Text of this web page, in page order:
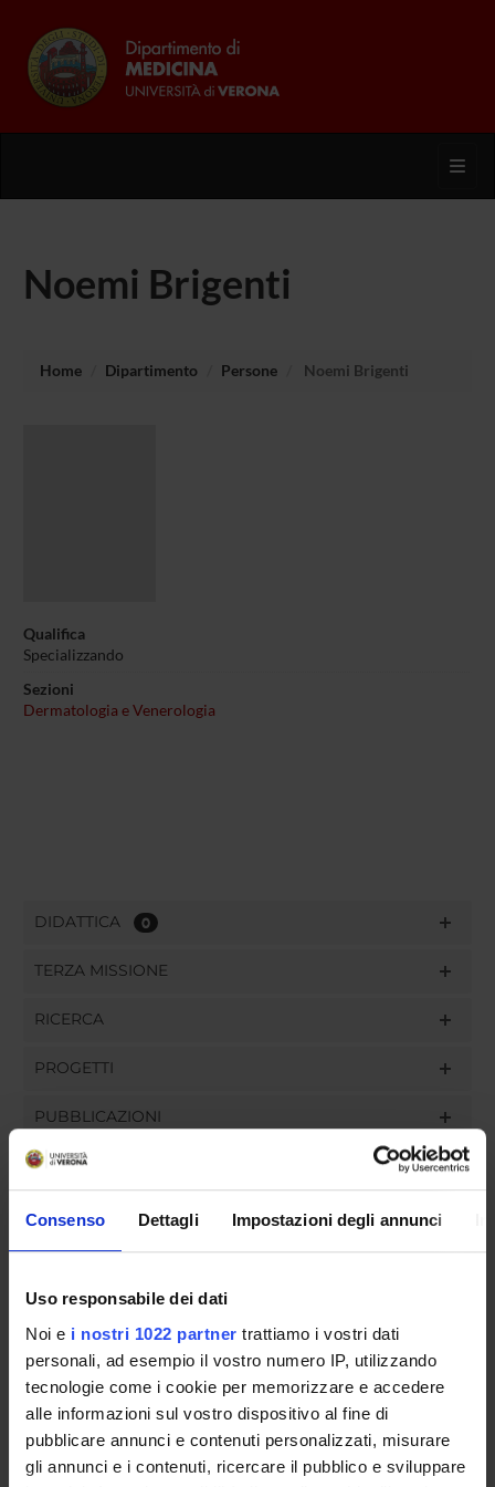
Consenso Dettagli Impostazioni degli annunci
Uso responsabile dei dati
Noi e i nostri 1022 partner trattiamo i vostri dati
personali, ad esempio il vostro numero IP, utilizzando
tecnologie come i cookie per memorizzare e accedere
alle informazioni sul vostro dispositivo al fine di
pubblicare annunci e contenuti personalizzati, misurare
gli annunci e i contenuti, ricercare il pubblico e sviluppare
Noemi Brigenti
Home Dipartimento Persone Noemi Brigenti
Qualifica
Specializzando
Sezioni
Dermatologia e Venerologia
DIDATTICA 0
TERZA MISSIONE
RICERCA
PROGETTI
PUBBLICAZIONI
INCARICHI
GOVERNANCE
COMMISSIONI
UFFICI E STRUTTURE DI SERVIZIO
SERVIZI DI SEGRETERIA STUDENTI